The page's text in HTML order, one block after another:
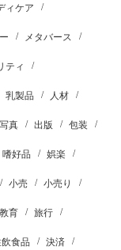
ィケア
メタバース
ティ
乳製品 人材
写真 出版 包装
嗜好品 娯楽
小売 小売り
教育 旅行
食品 決済